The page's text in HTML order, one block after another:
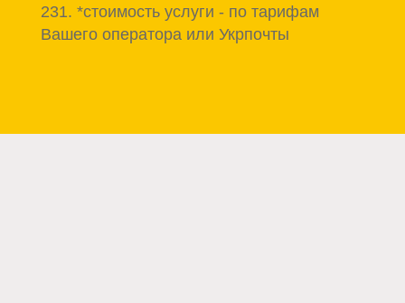
231. *стоимость услуги - по тарифам
Вашего оператора или Укрпочты